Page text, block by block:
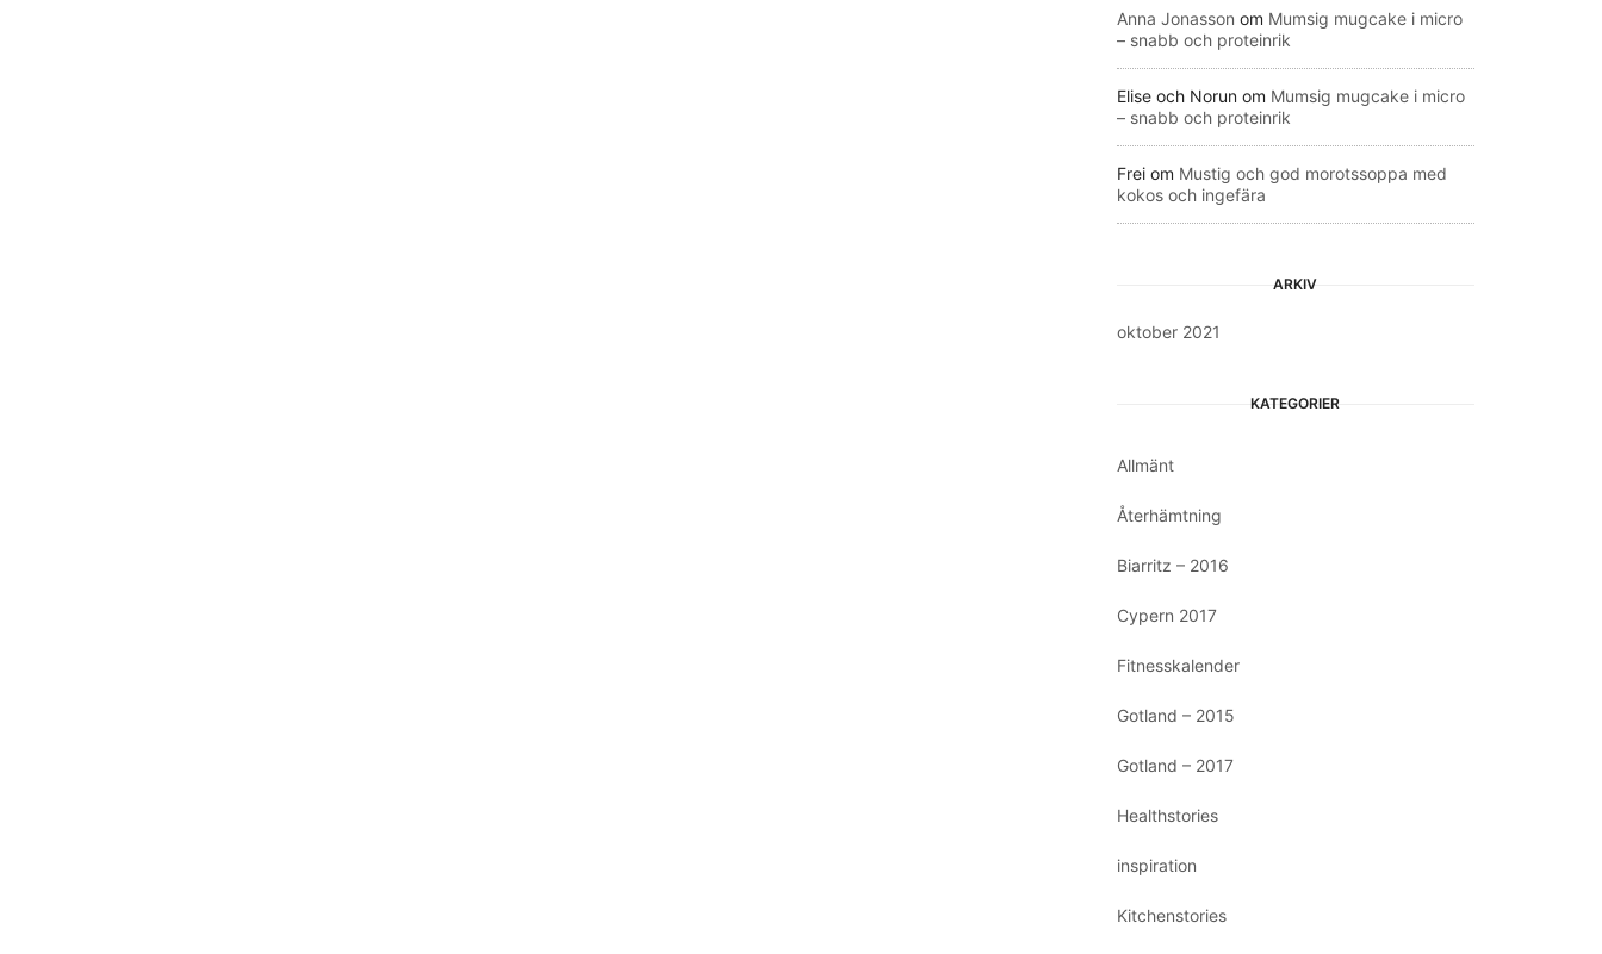
Anna Jonasson om Mumsig mugcake i micro
– snabb och proteinrik
Elise och Norun om Mumsig mugcake i micro
– snabb och proteinrik
Frei om Mustig och god morotssoppa med
kokos och ingefära
ARKIV
oktober 2021
KATEGORIER
Allmänt
Återhämtning
Biarritz – 2016
Cypern 2017
Fitnesskalender
Gotland – 2015
Gotland – 2017
Healthstories
inspiration
Kitchenstories